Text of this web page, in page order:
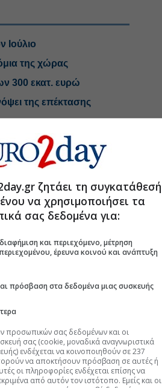
Ιούλιο
της χώρας
300 εκατ. ευρώ
της επέκτασης
ζητάει τη συγκατάθεσή
να χρησιμοποιήσει τα
σας δεδομένα για:
και περιεχόμενο, μέτρηση
έρευνα κοινού και ανάπτυξη
πρόσβαση στα δεδομένα μιας συσκευής
προσωπικών σας δεδομένων και οι
σας (cookie, μοναδικά αναγνωριστικά
ενδέχεται να κοινοποιηθούν σε 237
να αποκτήσουν πρόσβαση σε αυτές ή
οι πληροφορίες ενδέχεται επίσης να
από αυτόν τον ιστότοπο. Εμείς και οι